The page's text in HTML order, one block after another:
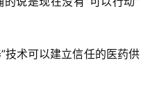
技术可以建立信任的医药供